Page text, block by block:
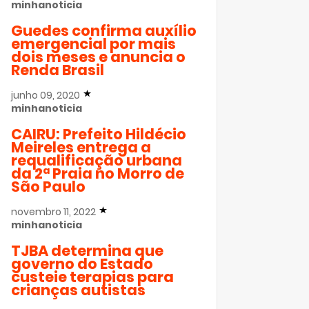
minhanoticia
Guedes confirma auxílio
emergencial por mais
dois meses e anuncia o
Renda Brasil
junho 09, 2020
minhanoticia
CAIRU: Prefeito Hildécio
Meireles entrega a
requalificação urbana
da 2ª Praia no Morro de
São Paulo
novembro 11, 2022
minhanoticia
TJBA determina que
governo do Estado
custeie terapias para
crianças autistas